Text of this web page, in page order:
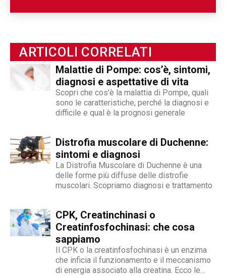
l'approccio positivo alla disabilità, una risorsa
fondamentale della nostra società.
ARTICOLI CORRELATI
Malattie di Pompe: cos’è, sintomi,
diagnosi e aspettative di vita
Scopri che cos'è la malattia di Pompe, quali
sono le caratteristiche, perché la diagnosi e
difficile e qual è la prognosi generale
Distrofia muscolare di Duchenne:
sintomi e diagnosi
La Distrofia Muscolare di Duchenne è una
delle forme più diffuse delle distrofie
muscolari. Scopriamo diagnosi e trattamento
CPK, Creatinchinasi o
Creatinfosfochinasi: che cosa
sappiamo
Il CPK o la creatinfosfochinasi è un enzima
che inficia il funzionamento e il meccanismo
di energia associato alla creatina. Ecco le